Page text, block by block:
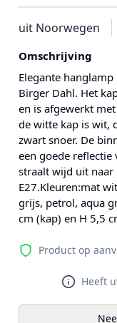
uit Noorwegen
Omschrijving
Elegante
Birger Dahl. Het
en is afgewerkt
de witte kap is wit,
zwart snoer. De
een goede
straalt wijd uit naar
E27.Kleuren:mat
grijs, petrol, aqua
cm (kap) en H 5,5
Product op
Heeft